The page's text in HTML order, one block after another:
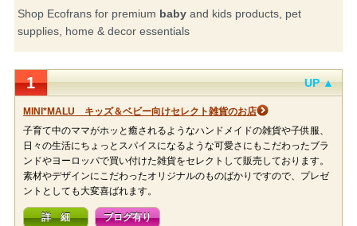
1 UP ▲
MINI*MALU キッズ＆ベビー向けセレクト雑貨のお店
子育て中のママがホッと癒されるようなハンドメイドの雑貨や子供服、
日々の生活にちょっとスパイスになるような可愛さにもこだわったブラ
ンドやヨーロッパで買い付けた雑貨をセレクトして販売しております。
素材やデザインにこだわったオリジナルのものばかりですので、プレゼ
ントとしても大変喜ばれます。
詳 細 ブログ有り